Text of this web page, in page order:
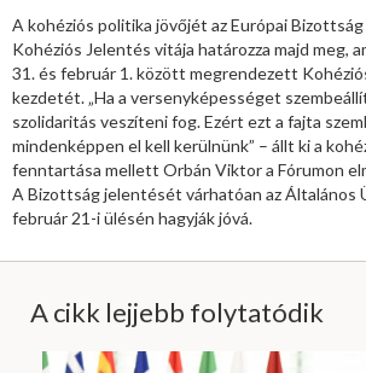
A kohéziós politika jövőjét az Európai
Kohéziós Jelentés vitája határozza majd meg,
31. és február 1. között megrendezett
kezdetét. „Ha a versenyképességet
szolidaritás veszíteni fog. Ezért ezt a fajta
mindenképpen el kell kerülnünk” – állt ki a
fenntartása mellett Orbán Viktor a Fórumon
A Bizottság jelentését várhatóan az Általános
február 21-i ülésén hagyják jóvá.
A cikk lejjebb folytatódik